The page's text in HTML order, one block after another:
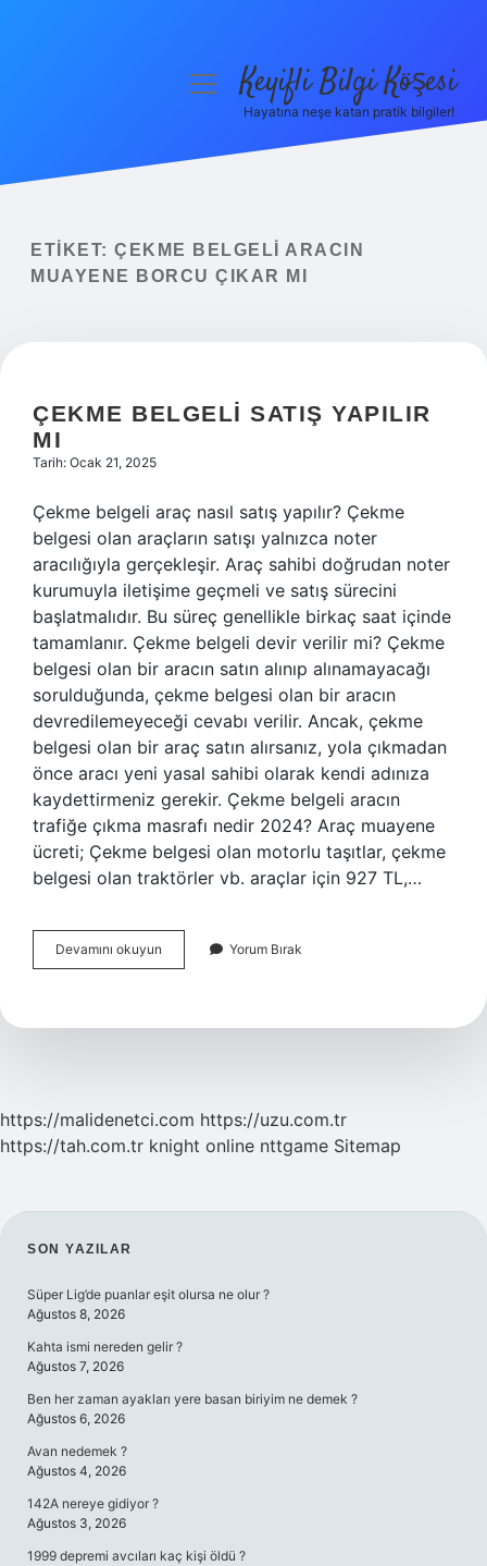
Yasal Uyarı
menüyüKeyifli Bilgi Köşesi
Hayatına neşe katan pratik bilgiler!
ETIKET: ÇEKME BELGELI ARACIN
MUAYENE BORCU ÇIKAR MI
ÇEKME BELGELI SATIŞ YAPILIR
MI
Tarih: Ocak 21, 2025
Çekme belgeli araç nasıl satış yapılır? Çekme
belgesi olan araçların satışı yalnızca noter
aracılığıyla gerçekleşir. Araç sahibi doğrudan noter
kurumuyla iletişime geçmeli ve satış sürecini
başlatmalıdır. Bu süreç genellikle birkaç saat içinde
tamamlanır. Çekme belgeli devir verilir mi? Çekme
belgesi olan bir aracın satın alınıp alınamayacağı
sorulduğunda, çekme belgesi olan bir aracın
devredilemeyeceği cevabı verilir. Ancak, çekme
belgesi olan bir araç satın alırsanız, yola çıkmadan
önce aracı yeni yasal sahibi olarak kendi adınıza
kaydettirmeniz gerekir. Çekme belgeli aracın
trafiğe çıkma masrafı nedir 2024? Araç muayene
ücreti; Çekme belgesi olan motorlu taşıtlar, çekme
belgesi olan traktörler vb. araçlar için 927 TL,…
Devamını okuyun
Belgeli
Mı
Yorum Bırak
https://malidenetci.com https://uzu.com.tr
https://tah.com.tr knight online nttgame Sitemap
SIDEBAR
SON YAZILAR
Süper Lig’de puanlar eşit olursa ne olur ?
Ağustos 8, 2026
Kahta ismi nereden gelir ?
Ağustos 7, 2026
Ben her zaman ayakları yere basan biriyim ne demek ?
Ağustos 6, 2026
Avan nedemek ?
Ağustos 4, 2026
142A nereye gidiyor ?
Ağustos 3, 2026
1999 depremi avcıları kaç kişi öldü ?